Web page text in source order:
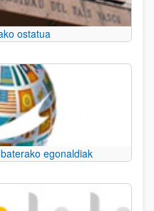
ostatua
egonaldiak